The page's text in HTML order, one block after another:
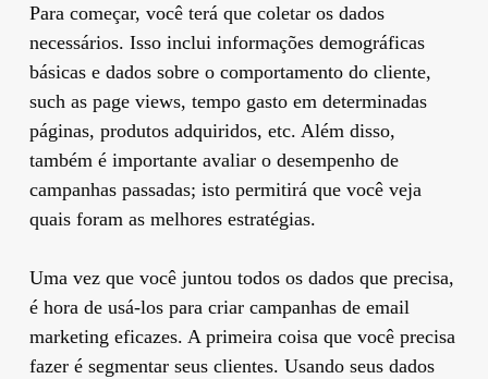
Para começar, você terá que coletar os dados
necessários. Isso inclui informações demográficas
básicas e dados sobre o comportamento do cliente,
such as page views, tempo gasto em determinadas
páginas, produtos adquiridos, etc. Além disso,
também é importante avaliar o desempenho de
campanhas passadas; isto permitirá que você veja
quais foram as melhores estratégias.
Uma vez que você juntou todos os dados que precisa,
é hora de usá-los para criar campanhas de email
marketing eficazes. A primeira coisa que você precisa
fazer é segmentar seus clientes. Usando seus dados